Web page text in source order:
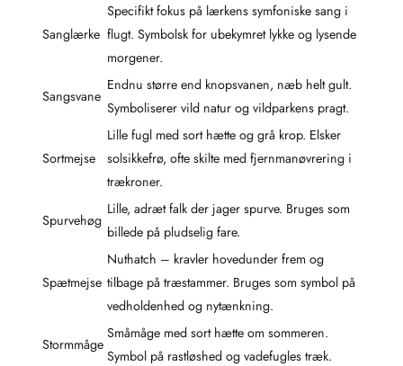
Sanglærke
Specifikt fokus på lærkens symfoniske sang i
flugt. Symbolsk for ubekymret lykke og lysende
morgener.
Sangsvane
Endnu større end knopsvanen, næb helt gult.
Symboliserer vild natur og vildparkens pragt.
Sortmejse
Lille fugl med sort hætte og grå krop. Elsker
solsikkefrø, ofte skilte med fjernmanøvrering i
trækroner.
Spurvehøg
Lille, adræt falk der jager spurve. Bruges som
billede på pludselig fare.
Spætmejse
Nuthatch – kravler hovedunder frem og
tilbage på træstammer. Bruges som symbol på
vedholdenhed og nytænkning.
Stormmåge
Småmåge med sort hætte om sommeren.
Symbol på rastløshed og vadefugles træk.